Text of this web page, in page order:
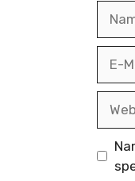
Mail